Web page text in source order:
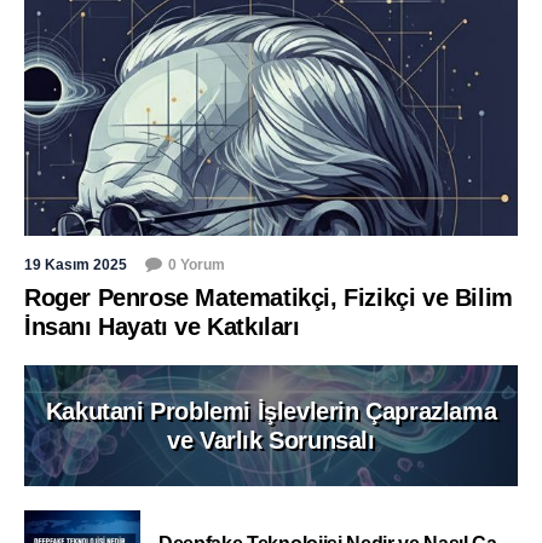
19 Kasım 2025 0 Yorum
Roger Penrose Matematikçi, Fizikçi ve Bilim
İnsanı Hayatı ve Katkıları
Kakutani Problemi İşlevlerin Çaprazlama
ve Varlık Sorunsalı